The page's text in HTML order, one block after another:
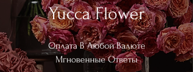
Yucca Flower
Оплата ВЛюбой Валюте
Мгновенные Ответы